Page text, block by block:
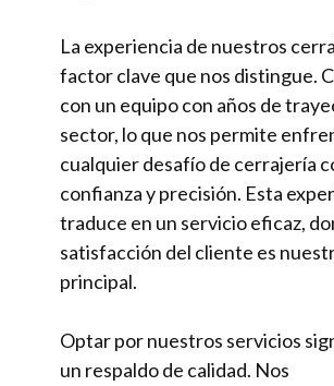
La experiencia de nuestros
factor clave que nos distingue.
con un equipo con años de
sector, lo que nos permite
cualquier desafío de cerrajería
confianza y precisión. Esta
traduce en un servicio eficaz,
satisfacción del cliente es
principal.
Optar por nuestros servicios
un respaldo de calidad. Nos